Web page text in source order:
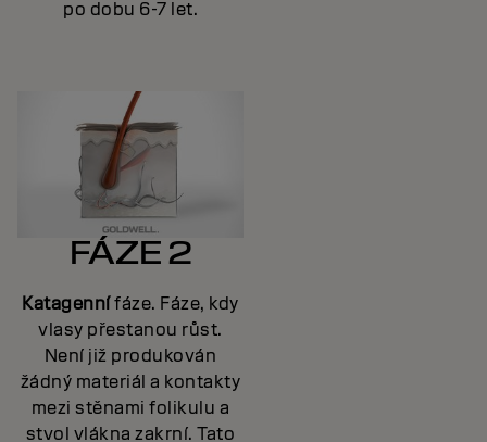
po dobu 6-7 let.
FÁZE 2
Katagennífáze. Fáze, kdy
vlasy přestanou růst.
Není již produkován
žádný materiál a kontakty
mezi stěnami folikulu a
stvol vlákna zakrní. Tato